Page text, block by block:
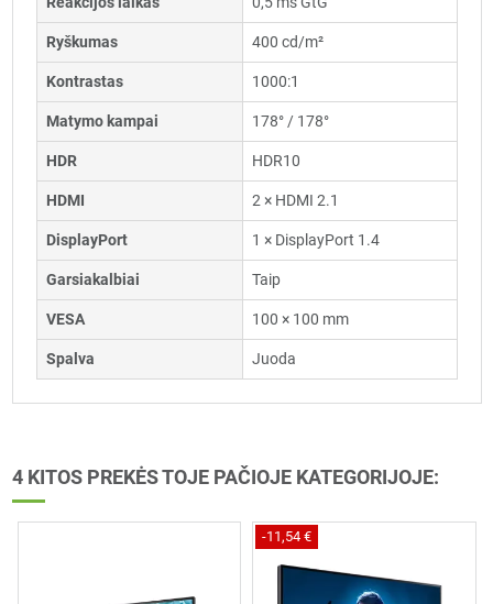
Ryškumas 400 cd/m²
Kontrastas 1000:1
Matymo kampai 178° / 178°
HDR HDR10
HDMI 2 × HDMI 2.1
DisplayPort 1 × DisplayPort 1.4
Garsiakalbiai Taip
VESA 100 × 100 mm
Spalva Juoda
4 KITOS PREKĖS TOJE PAČIOJE KATEGORIJOJE:
-11,54 €